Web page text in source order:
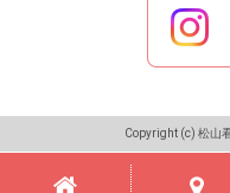
Copyright (c) 松山